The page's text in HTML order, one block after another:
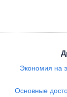
Экономия на
Основные